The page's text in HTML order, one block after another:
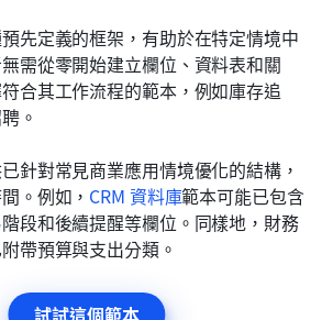
先定義的框架，有助於在特定情境中
需從零開始建立欄位、資料表和關
合其工作流程的範本，例如庫存追
。
針對常見商業應用情境優化的結構，
。例如， CRM 資料庫範本可能已包含
段和後續提醒等欄位。同樣地，財務
帶預算與支出分類。
試試這個範本